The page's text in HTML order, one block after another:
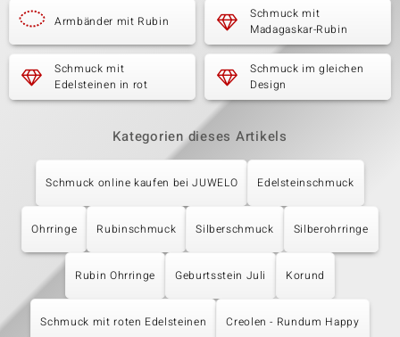
Armbänder mit Rubin
Schmuck mit
Madagaskar-Rubin
Schmuck mit
Edelsteinen in rot
Schmuck im gleichen
Design
Kategorien dieses Artikels
Schmuck online kaufen bei JUWELO Edelsteinschmuck
Ohrringe Rubinschmuck Silberschmuck Silberohrringe
Rubin Ohrringe Geburtsstein Juli Korund
Schmuck mit roten Edelsteinen Creolen - Rundum Happy